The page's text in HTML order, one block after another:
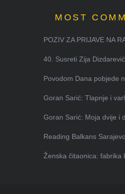
MOST
POZIV ZA PRIJAVE NA
40. Susreti Zija
Povodom Dana pobjede
Goran Sarić: Tlapnje i
Goran Sarić: Moja dvije i
Reading Balkans
Ženska čitaonica: fabrika